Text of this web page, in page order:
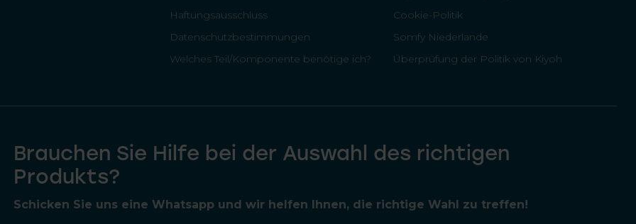
Haftungsausschluss
Cookie-Politik
Datenschutzbestimmungen
Somfy Niederlande
Welches Teil/Komponente benötige ich?
Überprüfung der Politik von Kiyoh
Brauchen Sie Hilfe bei der Auswahl des richtigen
Produkts?
Schicken Sie uns eine Whatsapp und wir helfen Ihnen, die richtige Wahl zu treffen!